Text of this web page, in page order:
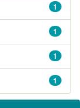
1
1
1
1